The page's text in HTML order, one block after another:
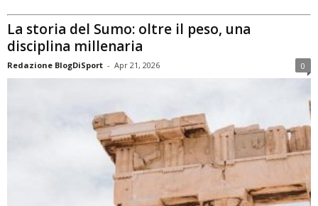
La storia del Sumo: oltre il peso, una
disciplina millenaria
Redazione BlogDiSport - Apr 21, 2026 0